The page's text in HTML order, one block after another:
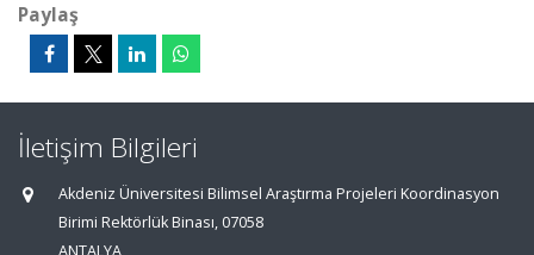
Paylaş
İletişim Bilgileri
Akdeniz Üniversitesi Bilimsel Araştırma Projeleri Koordinasyon
Birimi Rektörlük Binası, 07058
ANTALYA